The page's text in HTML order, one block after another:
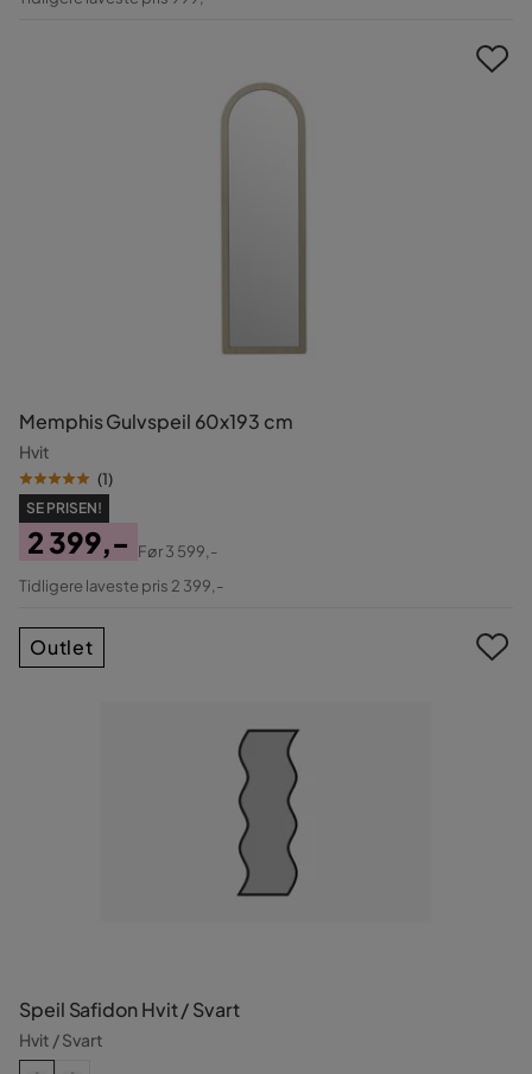
Memphis Gulvspeil 60x193 cm
Hvit
(1)
SE PRISEN!
Pris
2 399,-
Original
Før3 599,-
Tidligere laveste pris 2 399,-
Speil Safidon Hvit / Svart
Hvit / Svart
Outlet